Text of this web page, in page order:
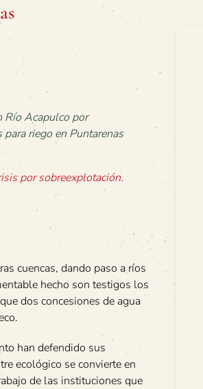
por sobreexplotación.
cuencas, dando paso a ríos
hecho son testigos los
dos concesiones de agua
han defendido sus
ecológico se convierte en
de las instituciones que